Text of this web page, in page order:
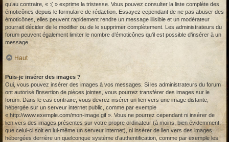
qu’au contraire, « :( » exprime la tristesse. Vous pouvez consulter la liste complète des
émoticônes depuis le formulaire de rédaction. Essayez cependant de ne pas abuser des
émoticônes, elles peuvent rapidement rendre un message illisible et un modérateur
pourrait décider de le modifier ou de le supprimer complètement. Les administrateurs du
forum peuvent également limiter le nombre d’émoticônes qu’il est possible d’insérer à un
message.
Haut
Puis-je insérer des images ?
Oui, vous pouvez insérer des images à vos messages. Si les administrateurs du forum
ont autorisé l’insertion de pièces jointes, vous pourrez transférer des images sur le
forum. Dans le cas contraire, vous devrez insérer un lien vers une image distante,
hébergée sur un serveur internet public, comme par exemple
« http://www.exemple.com/mon-image.gif ». Vous ne pourrez cependant ni insérer de
lien vers des images présentes sur votre propre ordinateur (à moins, bien évidemment,
que celui-ci soit en lui-même un serveur internet), ni insérer de lien vers des images
hébergées derrière un quelconque système d’authentification, comme par exemple les